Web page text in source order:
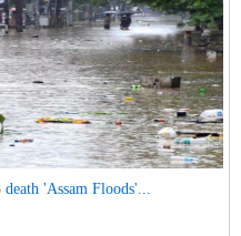
'Assam Floods'...